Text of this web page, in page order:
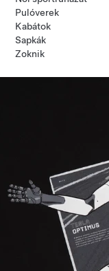
Pulóverek
Kabátok
Sapkák
Zoknik